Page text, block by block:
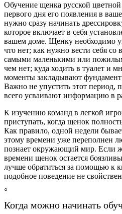
Обучение щенка русской
первого дня его появления в
нужно сразу начинать
которое включает в себя
вашем доме. Щенку необходимо
что нет; как нужно вести себя
самыми маленькими или
чем нет; куда ходить в туалет и
моменты закладывают
Важно не упустить этот период,
всего усваивают информацию в
К изучению команд в легкой
приступать, когда щенок
Как правило, одной недели
этому времени уже переполнен
познает окружающий мир. Если
времени щенок остается
лучше обратиться за помощью к
подобное поведение не
Когда можно начинать